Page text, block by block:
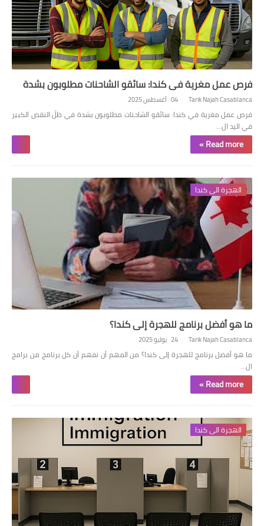
فرص عمل مغرية في كندا: سائقو الشاحنات مطلوبون بشدة
Tarik Najah Casablanca 04 أغسطس 2025
فرص عمل مغرية في كندا: سائقو الشاحنات مطلوبون بشدة في ظلّ النقص الكبير
في اليد ال…
Read more »
الهجرة الى كندا
ما هو أفضل برنامج للهجرة إلى كندا؟
Tarik Najah Casablanca 24 يوليو 2025
ما هو أفضل برنامج للهجرة إلى كندا؟ من المهم أن نفهم أن كل برنامج من برامج
ال…
Read more »
الهجرة الى كندا